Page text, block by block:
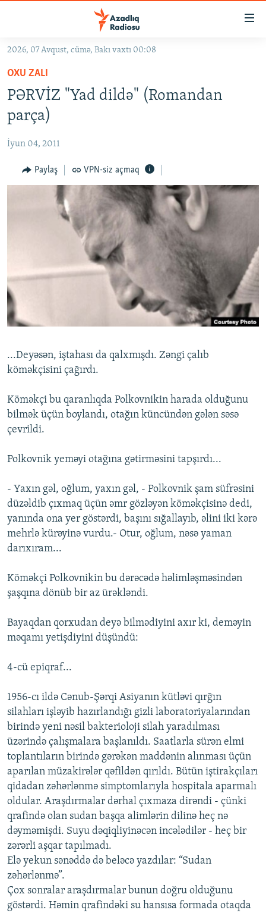
Əsas
qayıt
Əsas
naviqasiyaya
qayıt
Axtarışa
keç
#İZAHLA
KORRUPSIOMETR
#ƏSLINDƏ
FƏRQƏ BAX
QANUNI DOĞRU
ARAŞDIRMA
MULTIMEDIA
İNFOQRAFIKA
AZƏRBAYCAN ƏDƏBIYYATI KITABXANASI
İZ - MƏDƏNIYYƏT PROQRAMI
MISSIYAMIZ
PEŞƏ ETIKASI VƏ JURNALISTIKA STANDARTLARIMIZ
MATERIALLARIMIZDAN ISTIFADƏ
BIZIMLƏ ƏLAQƏ
BIZI IZLƏ
2026, 07 Avqust, cümə, Bakı vaxtı 00:08
OXU ZALI
PƏRVİZ "Yad dildə" (Romandan
parça)
İyun 04, 2011
Paylaş VPN-siz açmaq
...Deyəsən, iştahası da qalxmışdı. Zəngi çalıb
köməkçisini çağırdı.
Köməkçi bu qaranlıqda Polkovnikin harada olduğunu
bilmək üçün boylandı, otağın küncündən gələn səsə
çevrildi.
Polkovnik yeməyi otağına gətirməsini tapşırdı...
- Yaxın gəl, oğlum, yaxın gəl, - Polkovnik şam süfrəsini
düzəldib çıxmaq üçün əmr gözləyən köməkçisinə dedi,
yanında ona yer göstərdi, başını sığallayıb, əlini iki kərə
mehrlə kürəyinə vurdu.- Otur, oğlum, nəsə yaman
darıxıram...
Köməkçi Polkovnikin bu dərəcədə həlimləşməsindən
şaşqına dönüb bir az ürəkləndi.
Bayaqdan qorxudan deyə bilmədiyini axır ki, deməyin
məqamı yetişdiyini düşündü:
4-cü epiqraf...
1956-cı ildə Cənub-Şərqi Asiyanın kütləvi qırğın
silahları işləyib hazırlandığı gizli laboratoriyalarından
birində yeni nəsil bakterioloji silah yaradılması
üzərində çalışmalara başlanıldı. Saatlarla sürən elmi
toplantıların birində gərəkən maddənin alınması üçün
aparılan müzakirələr qəfildən qırıldı. Bütün iştirakçıları
qidadan zəhərlənmə simptomlarıyla hospitala aparmalı
oldular. Araşdırmalar dərhal çıxmaza dirəndi - çünki
qrafində olan sudan başqa alimlərin dilinə heç nə
dəyməmişdi. Suyu dəqiqliyinəcən incələdilər - heç bir
zərərli aşqar tapılmadı.
Elə yekun sənəddə də beləcə yazdılar: “Sudan
zəhərlənmə”.
Çox sonralar araşdırmalar bunun doğru olduğunu
göstərdi. Həmin qrafindəki su hansısa formada otaqda